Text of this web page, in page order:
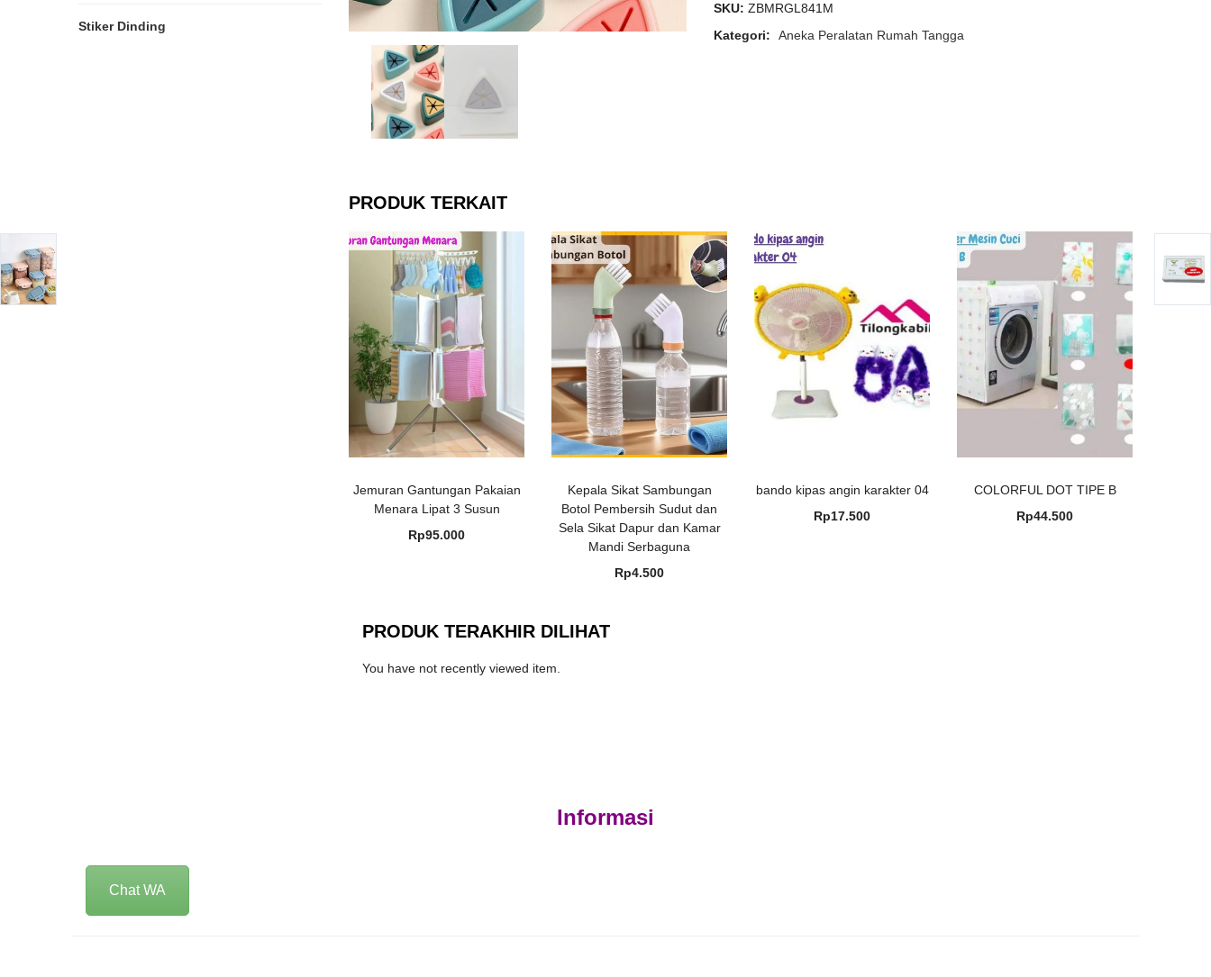
SKU: ZBMRGL841M
Kategori:
Aneka Peralatan Rumah Tangga
PRODUK TERKAIT
Jemuran Gantungan Pakaian
Menara Lipat 3 Susun
Rp95.000
Kepala Sikat Sambungan
Botol Pembersih Sudut dan
Sela Sikat Dapur dan Kamar
Mandi Serbaguna
Rp4.500
bando kipas angin karakter 04
Rp17.500
COLORFUL DOT TIPE B
Rp44.500
PRODUK TERAKHIR DILIHAT
You have not recently viewed item.
Stiker Dinding
Informasi
Chat WA